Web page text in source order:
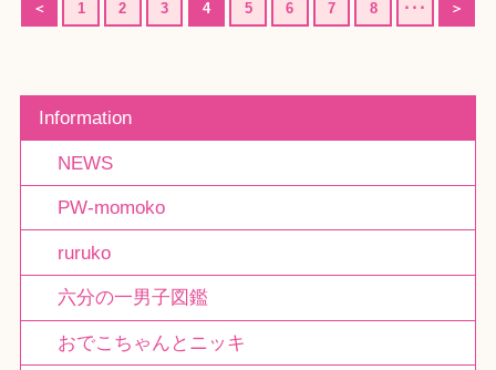
＜ 1 2 3 4 5 6 7 8 ･･･ ＞
Information
NEWS
PW-momoko
ruruko
六分の一男子図鑑
おでこちゃんとニッキ